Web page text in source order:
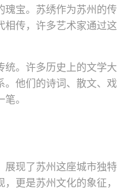
宝。苏绣作为苏州的
传，许多艺术家通过
。许多历史上的文学
他们的诗词、散文、
。
现了苏州这座城市独
更是苏州文化的象征